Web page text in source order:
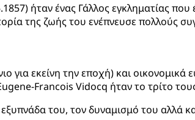
ήταν ένας Γάλλος εγκληματίας
της ζωής του ενέπνευσε πολλούς
εκείνη την εποχή) και οικονομικά
Francois Vidocq ήταν το τρίτο
του, τον δυναμισμό του αλλά